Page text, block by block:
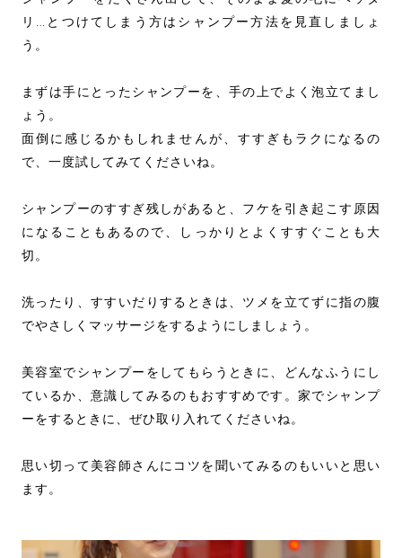
リ…とつけてしまう方はシャンプー方法を見直しましょ
う。
まずは手にとったシャンプーを、手の上でよく泡立てまし
ょう。
面倒に感じるかもしれませんが、すすぎもラクになるの
で、一度試してみてくださいね。
シャンプーのすすぎ残しがあると、フケを引き起こす原因
になることもあるので、しっかりとよくすすぐことも大
切。
洗ったり、すすいだりするときは、ツメを立てずに指の腹
でやさしくマッサージをするようにしましょう。
美容室でシャンプーをしてもらうときに、どんなふうにし
ているか、意識してみるのもおすすめです。家でシャンプ
ーをするときに、ぜひ取り入れてくださいね。
思い切って美容師さんにコツを聞いてみるのもいいと思い
ます。